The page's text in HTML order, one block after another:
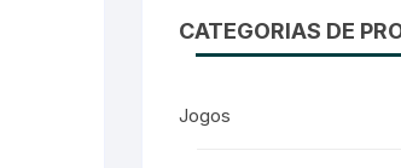
CATEGORIAS DE
Jogos